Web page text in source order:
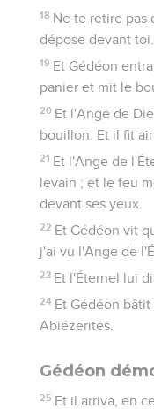
18 Ne te retire pas
dépose devant
19 Et Gédéon
panier et mit le
20 Et l'Ange de
bouillon. Et il fit
21 Et l'Ange de
levain ; et le feu
devant ses yeux.
22 Et Gédéon vit
j'ai vu l'Ange de
23 Et l'Éternel lui
24 Et Gédéon
Abiézerites.
Gédéon
25 Et il arriva, en